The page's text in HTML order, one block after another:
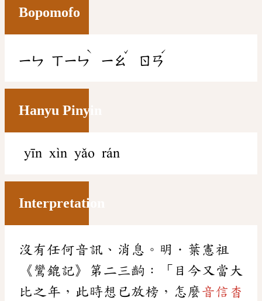
Bopomofo
ㄧㄣ ㄒㄧㄣ
ˋ
ㄧㄠ
ˇ
ㄖㄢ
ˊ
Hanyu Pinyin
yīn xìn yǎo rán
Interpretation
沒有任何音訊、消息。明．葉憲祖
《鸞鎞記》第二三齣：「目今又當大
比之年，此時想已放榜，怎麼音信杳